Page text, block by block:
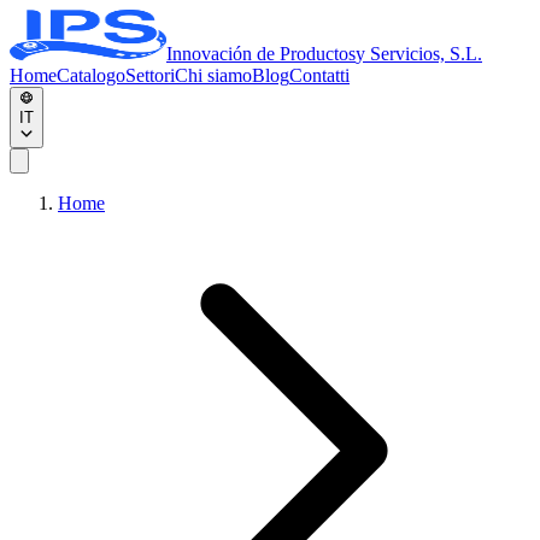
Innovación de Productosy Servicios, S.L.
HomeCatalogoSettoriChi siamoBlogContatti
IT
Home